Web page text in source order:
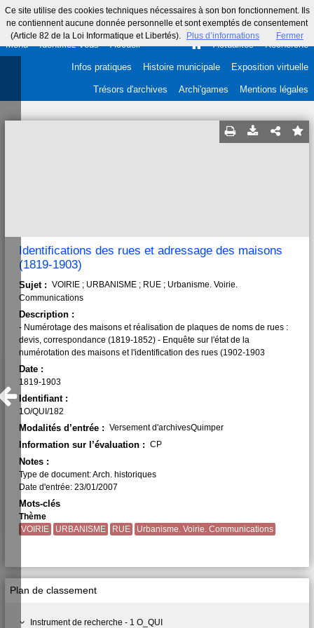
Ce site utilise des cookies techniques nécessaires à son bon fonctionnement. Ils
ne contiennent aucune donnée personnelle et sont exemptés de consentement
(Article 82 de la Loi Informatique et Libertés).
Plus d’informations Fermer
Menu Identifiez-vous Accueil Actualités Recherche
Infos pratiques Histoire municipale Exposition virtuelle
Trésors d'archives Archi'games Mentions légales
Plan de classement
Instrument de recherche - 1 O_QUI
Identifications des rues et adressage des maisons
(1819-1903)
Sujet : VOIRIE ; URBANISME ; RUE ; Urbanisme. Voirie.
Communications
Description :
- Numérotage des maisons et réalisation de plaques de noms de rues :
devis, correspondance (1819-1852) - Enquête sur l'état de la
numérotation des maisons et l'identification des rues (1902-1903
Date :
1819-1903
Identifiant :
1O/QUI/182
Modalités d’entrée : Versement d'archivesQuimper
Information sur l’évaluation : CP
Notes :
Type de document: Arch. historiques
Date d'entrée: 23/01/2007
Mots-clés
Thème
VOIRIE
URBANISME RUE Urbanisme. Voirie. Communications